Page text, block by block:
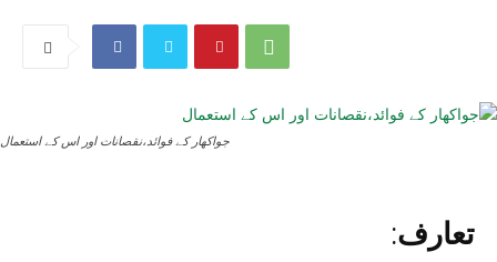
جواکھار کے فوائد،نقصانات اور اس کے استعمال
تعارف: